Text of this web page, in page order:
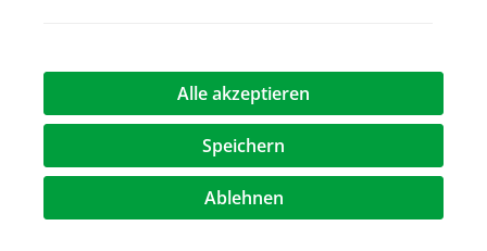
Alle akzeptieren
Speichern
Ablehnen